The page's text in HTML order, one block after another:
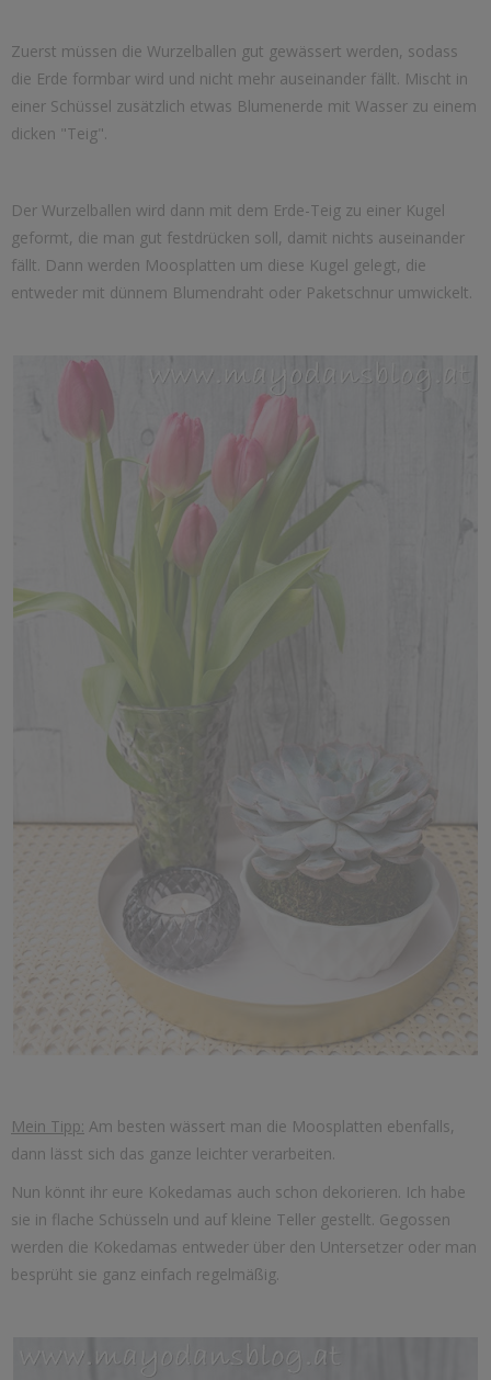
Zuerst müssen die Wurzelballen gut gewässert werden, sodass
die Erde formbar wird und nicht mehr auseinander fällt. Mischt in
einer Schüssel zusätzlich etwas Blumenerde mit Wasser zu einem
dicken "Teig".
Der Wurzelballen wird dann mit dem Erde-Teig zu einer Kugel
geformt, die man gut festdrücken soll, damit nichts auseinander
fällt. Dann werden Moosplatten um diese Kugel gelegt, die
entweder mit dünnem Blumendraht oder Paketschnur umwickelt.
Mein Tipp: Am besten wässert man die Moosplatten ebenfalls,
dann lässt sich das ganze leichter verarbeiten.
Nun könnt ihr eure Kokedamas auch schon dekorieren. Ich habe
sie in flache Schüsseln und auf kleine Teller gestellt. Gegossen
werden die Kokedamas entweder über den Untersetzer oder man
besprüht sie ganz einfach regelmäßig.